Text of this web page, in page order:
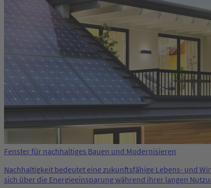
Fenster für nachhaltiges Bauen und Modernisieren
Nachhaltigkeit bedeutet eine zukunftsfähige Lebens- und
sich über die Energieeinsparung während ihrer langen